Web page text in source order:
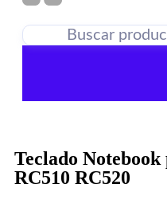
Teclado
RC510 RC520